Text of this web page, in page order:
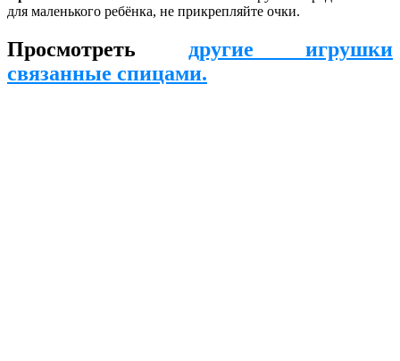
для маленького ребёнка, не прикрепляйте очки.
Просмотреть другие игрушки
связанные спицами.